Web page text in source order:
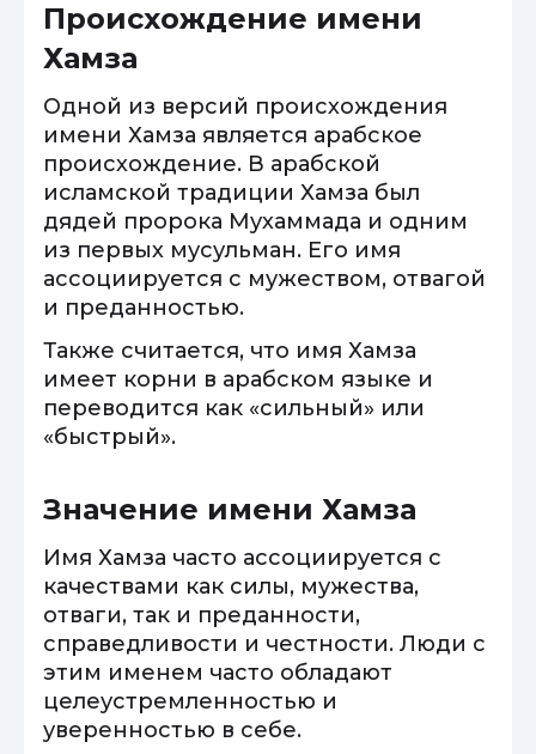
Происхождение имени
Хамза
Одной из версий происхождения
имени Хамза является арабское
происхождение. В арабской
исламской традиции Хамза был
дядей пророка Мухаммада и одним
из первых мусульман. Его имя
ассоциируется с мужеством, отвагой
и преданностью.
Также считается, что имя Хамза
имеет корни в арабском языке и
переводится как «сильный» или
«быстрый».
Значение имени Хамза
Имя Хамза часто ассоциируется с
качествами как силы, мужества,
отваги, так и преданности,
справедливости и честности. Люди с
этим именем часто обладают
целеустремленностью и
уверенностью в себе.